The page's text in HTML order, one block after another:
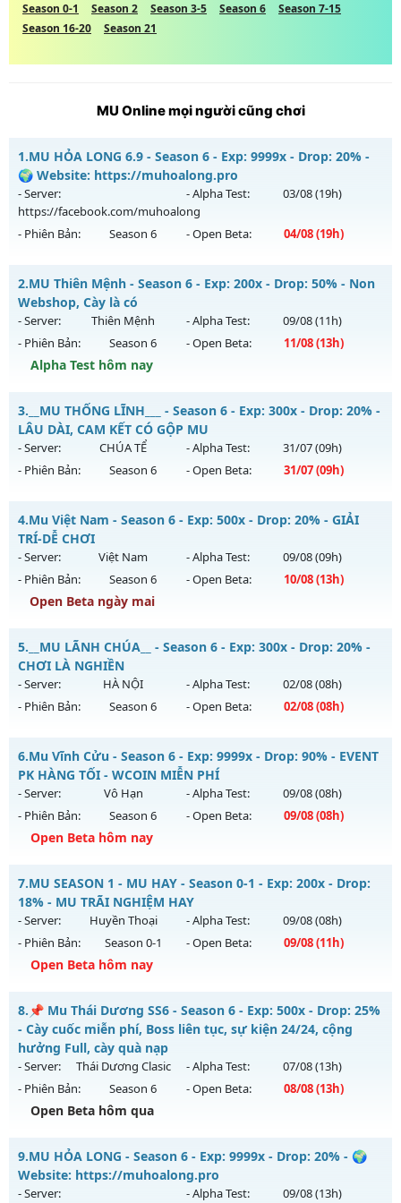
Season 0-1 Season 2 Season 3-5 Season 6
Season 7-15
Season 16-20
Season 21
MU Online mọi người cũng chơi
1.MU HỎA LONG 6.9 - Season 6 - Exp: 9999x - Drop: 20% -
🌍 Website: https://muhoalong.pro
- Server:
https://facebook.com/muhoalong
- Alpha Test: 03/08(19h)
- Phiên Bản: Season 6 - Open Beta: 04/08(19h)
MU HỎA LONG 6.9 - 🌍 Website: https://muhoalong.pro
Mu mới ra tháng 08 2026 - Mở máy chủ
https://facebook.com/muhoalongvào 19h ngày
04/08/2626
Exp: 9999x - Drop: 20%
Thể loại: Mu Nguyên bản Webzen
Antihack: XShield
2.MU Thiên Mệnh - Season 6 - Exp: 200x - Drop: 50% - Non
Webshop, Cày là có
- Server: Thiên Mệnh - Alpha Test: 09/08(11h)
- Phiên Bản:
Season 6 - Open Beta: 11/08(13h)
Alpha Test hôm nay
MU Thiên Mệnh - Non Webshop, Cày là có
Mu mới ra tháng 08 2026 - Mở máy chủ
13h ngày 11/08/2626
Exp: 200x - Drop: 50%
Thể loại: Mu Custom thêm đồ mới
Antihack: Anti
3. __MU THỐNG LĨNH___ - Season 6 - Exp: 300x - Drop: 20% -
LÂU DÀI, CAM KẾT CÓ GỘP MU
- Server: CHÚA TỂ - Alpha Test: 31/07(09h)
- Phiên Bản:
Season 6 - Open Beta: 31/07(09h)
__MU THỐNG LĨNH___ - LÂU DÀI, CAM KẾT CÓ GỘP MU
Mu mới ra tháng 07 2026 - Mở máy chủ
ngày 31/07/2626
Exp: 300x - Drop: 20%
Kiểu reset: Reset In Game
Thể loại: Mu Nguyên bản Webzen
Antihack: UGK ANTIHACK
4.Mu Việt Nam - Season 6 - Exp: 500x - Drop: 20% - GIẢI
TRÍ-DỄ CHƠI
- Server: Việt Nam - Alpha Test: 09/08(09h)
- Phiên Bản:
Season 6 - Open Beta: 10/08(13h)
Open Beta ngày mai
Mu Việt Nam - GIẢI TRÍ-DỄ CHƠI
Mu mới ra tháng 08 2026 - Mở máy chủ
ngày 10/08/2626
Exp: 500x - Drop: 20%
Thể loại: Mu Nguyên bản Webzen
Antihack: PRO
5. __MU LÃNH CHÚA__ - Season 6 - Exp: 300x - Drop: 20% -
CHƠI LÀ NGHIỀN
- Server: HÀ NỘI - Alpha Test: 02/08(08h)
- Phiên Bản:
Season 6 - Open Beta: 02/08(08h)
__MU LÃNH CHÚA__ - CHƠI LÀ NGHIỀN
Mu mới ra tháng 08 2026 - Mở máy chủ
ngày 02/08/2626
Exp: 300x - Drop: 20%
Kiểu reset: Reset In Game
Antihack: GoldShield
6.Mu Vĩnh Cửu - Season 6 - Exp: 9999x - Drop: 90% - EVENT
PK HÀNG TỐI - WCOIN MIỄN PHÍ
- Server: Vô Hạn - Alpha Test: 09/08(08h)
- Phiên Bản:
Season 6 - Open Beta: 09/08(08h)
Open Beta hôm nay
Mu mới ra tháng 08 2026 - Mở máy chủ
ngày 09/08/2626
Exp: 9999x - Drop: 90%
Kiểu reset: Reset In Game
Thể loại: Mu Nguyên bản Webzen
Antihack: ICMPROTECT ✅ 🔴 ✨ ⚡️
7.MU SEASON 1 - MU HAY - Season 0-1 - Exp: 200x - Drop:
18% - MU TRÃI NGHIỆM HAY
- Server: Huyền Thoại - Alpha Test: 09/08(08h)
- Phiên Bản:
Season 0-1 - Open Beta: 09/08(11h)
Open Beta hôm nay
MU SEASON 1 - MU HAY - MU TRÃI NGHIỆM HAY
Mu mới ra tháng 08 2026 - Mở máy chủHuyền Thoạivào
11h ngày 09/08/2626
Exp: 200x - Drop: 18%
Antihack: IGMU.DEV
8. 📌 Mu Thái Dương SS6 - Season 6 - Exp: 500x - Drop: 25%
- Cày cuốc miễn phí, Boss liên tục, sự kiện 24/24, cộng
hưởng Full, cày quà nạp
- Server: Thái Dương Clasic - Alpha Test: 07/08(13h)
- Phiên Bản:
Season 6 - Open Beta: 08/08(13h)
Open Beta hôm qua
📌 Mu Thái Dương SS6 - Cày cuốc miễn phí, Boss liên tục,
sự kiện 24/24, cộng hưởng Full, cày quà nạp
Mu mới ra tháng 08 2026 - Mở máy chủ
Thái Dương Clasic
9.MU HỎA LONG - Season 6 - Exp: 9999x - Drop: 20% - 🌍
Website: https://muhoalong.pro
- Server:
- Alpha Test: 09/08(13h)